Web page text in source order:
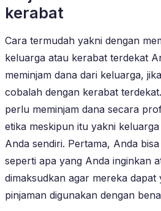
kerabat
Cara termudah yakni dengan
keluarga atau kerabat terdekat
meminjam dana dari keluarga,
cobalah dengan kerabat
perlu meminjam dana secara
etika meskipun itu yakni
Anda sendiri. Pertama, Anda
seperti apa yang Anda inginkan
dimaksudkan agar mereka dapat
pinjaman digunakan dengan